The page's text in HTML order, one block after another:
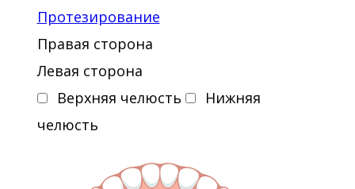
Протезирование
Правая сторона
Левая сторона
Верхняя челюсть
Нижняя
челюсть